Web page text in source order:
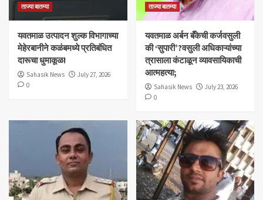
ताज्या बातम्या
यवतमाळ उत्पादन शुल्क विभागाच्या
मेहेरबानीने कळंबमध्ये प्रतिबंधित
दारूचा धुमाकूळ!
Sahasik News
July 27, 2026
0
ताज्या बातम्या
​यवतमाळ अर्बन बँकेची कर्जवसुली
की ‘सुपारी’?वसुली अधिकाऱ्यांच्या
त्रासाला कंटाळून व्यावसायिकाची
आत्महत्या;
Sahasik News
July 23, 2026
0